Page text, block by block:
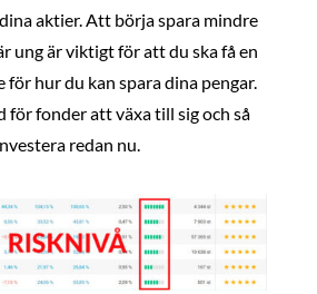
aktier. Att börja spara mindre
ung är viktigt för att du ska få en
hur du kan spara dina pengar.
för fonder att växa till sig och så
redan nu.